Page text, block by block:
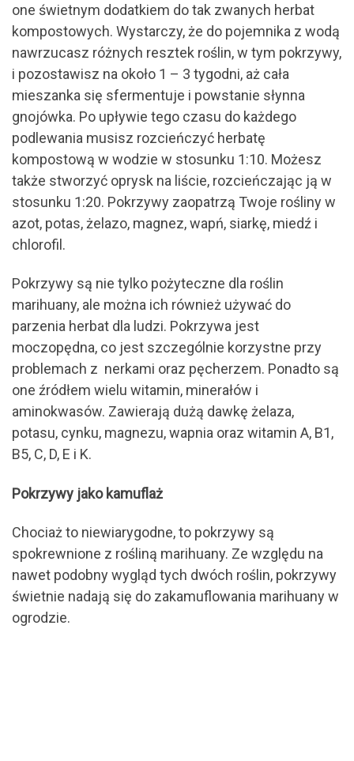
one świetnym dodatkiem do tak zwanych herbat
kompostowych. Wystarczy, że do pojemnika z wodą
nawrzucasz różnych resztek roślin, w tym pokrzywy,
i pozostawisz na około 1 – 3 tygodni, aż cała
mieszanka się sfermentuje i powstanie słynna
gnojówka. Po upływie tego czasu do każdego
podlewania musisz rozcieńczyć herbatę
kompostową w wodzie w stosunku 1:10. Możesz
także stworzyć oprysk na liście, rozcieńczając ją w
stosunku 1:20. Pokrzywy zaopatrzą Twoje rośliny w
azot, potas, żelazo, magnez, wapń, siarkę, miedź i
chlorofil.
Pokrzywy są nie tylko pożyteczne dla roślin
marihuany, ale można ich również używać do
parzenia herbat dla ludzi. Pokrzywa jest
moczopędna, co jest szczególnie korzystne przy
problemach z nerkami oraz pęcherzem. Ponadto są
one źródłem wielu witamin, minerałów i
aminokwasów. Zawierają dużą dawkę żelaza,
potasu, cynku, magnezu, wapnia oraz witamin A, B1,
B5, C, D, E i K.
Pokrzywy jako kamuflaż
Chociaż to niewiarygodne, to pokrzywy są
spokrewnione z rośliną marihuany. Ze względu na
nawet podobny wygląd tych dwóch roślin, pokrzywy
świetnie nadają się do zakamuflowania marihuany w
ogrodzie.